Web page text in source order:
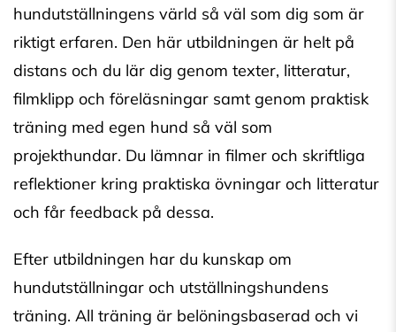
hundutställningens värld så väl som dig som är
riktigt erfaren. Den här utbildningen är helt på
distans och du lär dig genom texter, litteratur,
filmklipp och föreläsningar samt genom praktisk
träning med egen hund så väl som
projekthundar. Du lämnar in filmer och skriftliga
reflektioner kring praktiska övningar och litteratur
och får feedback på dessa.
Efter utbildningen har du kunskap om
hundutställningar och utställningshundens
träning. All träning är belöningsbaserad och vi